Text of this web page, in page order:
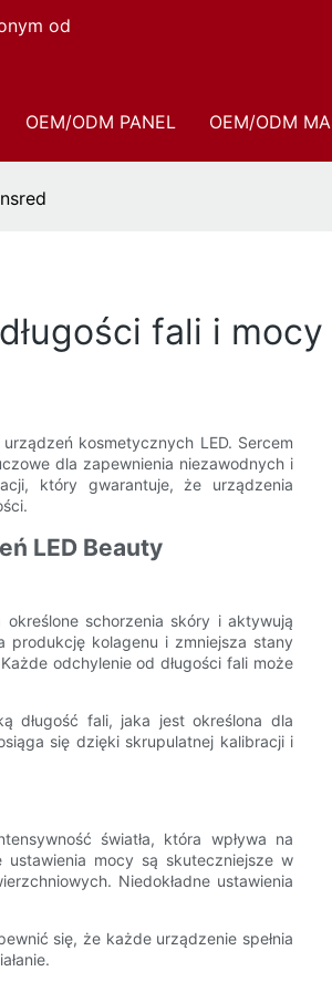
od
OEM/ODM PANEL OEM/ODM
fali i
kosmetycznych LED. Sercem
dla zapewnienia niezawodnych i
który gwarantuje, że urządzenia
LED Beauty
określone schorzenia skóry i aktywują
produkcję kolagenu i zmniejsza stany
odchylenie od długości fali może
długość fali, jaka jest określona dla
się dzięki skrupulatnej kalibracji i
światła, która wpływa na
mocy są skuteczniejsze w
Niedokładne ustawienia
się, że każde urządzenie spełnia